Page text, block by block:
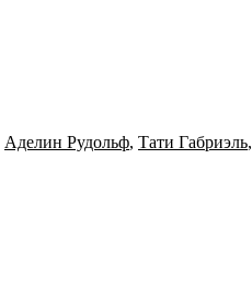
Аделин Рудольф, Тати Габриэль,